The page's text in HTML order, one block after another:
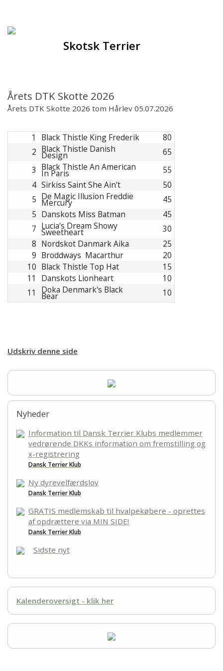
Hjem
Opdrættere
Hvalpe
Sundhed
Racegruppen
Udstilling
100 års jubilæum
100th anniversary
Skotsk Terrier
Årets DTK Skotte 2026
Årets DTK Skotte 2026 tom Hårlev 05.07.2026
1 Black Thistle King Frederik
80
2 Black Thistle Danish
Design
65
3 Black Thistle An American
In Paris
55
4 Sirkiss Saint She Ain't
50
5 De Magic Illusion Freddie
Mercury
45
5 Danskots Miss Batman
45
7 Lucia's Dream Showy
Sweetheart
30
8 Nordskot Danmark Aika
25
9 Broddways Macarthur
20
10 Black Thistle Top Hat
15
11
Danskots Lionheart
10
11
Doka Denmark's Black
Bear 10
Udskriv denne side
Nyheder
Information til Dansk Terrier Klubs medlemmer
vedrørende DKKs information om fremstilling og
x-registrering
Dansk Terrier Klub
Ny dyrevelfærdslov
Dansk Terrier Klub
GRATIS medlemskab til hvalpekøbere - oprettes
af opdrættere via MIN SIDE!
Dansk Terrier Klub
Sidste nyt
Kalenderoversigt - klik her